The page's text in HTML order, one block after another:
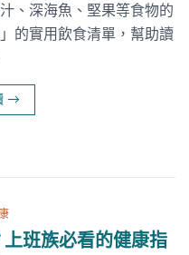
、深海魚、堅果等食物的
的實用飲食清單，幫助讀
→
班族必看的健康指